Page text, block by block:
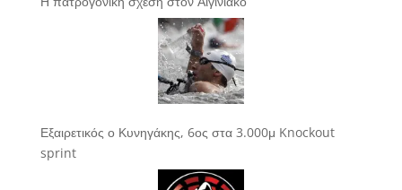
Εξαιρετικός ο Κυνηγάκης, 6ος στα 3.000μ Knockout
sprint